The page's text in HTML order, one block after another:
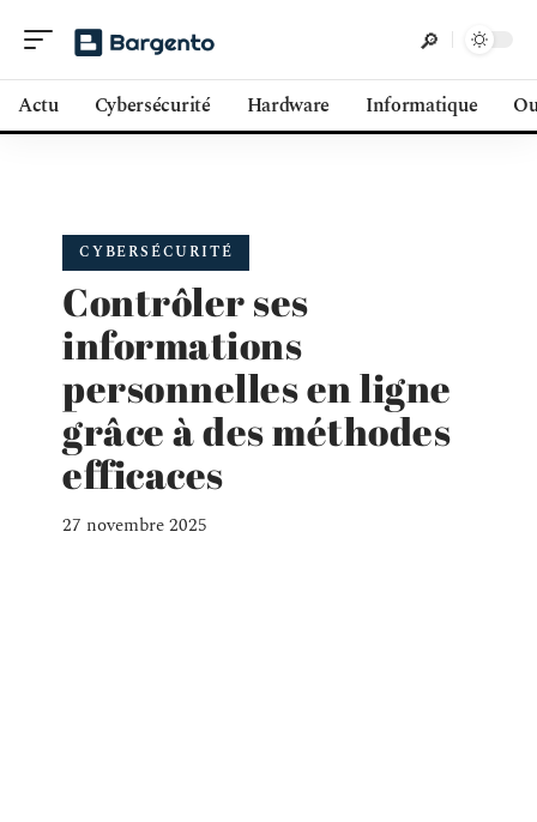
Actu Cybersécurité Hardware Informatique
CYBERSÉCURITÉ
Contrôler ses
informations
personnelles en ligne
grâce à des méthodes
efficaces
27 novembre 2025